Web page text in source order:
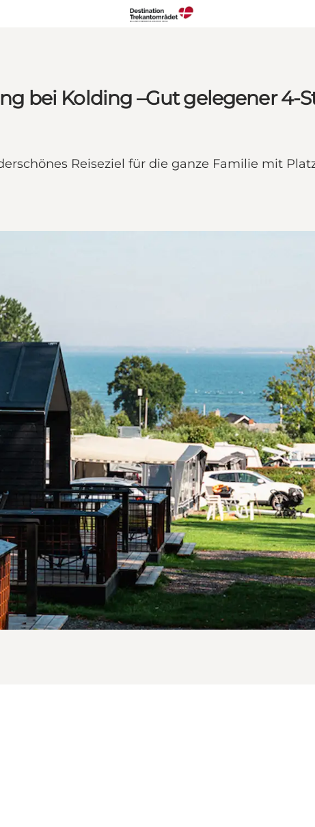
bei Kolding –Gut gelegener 4-
Reiseziel für die ganze Familie mit